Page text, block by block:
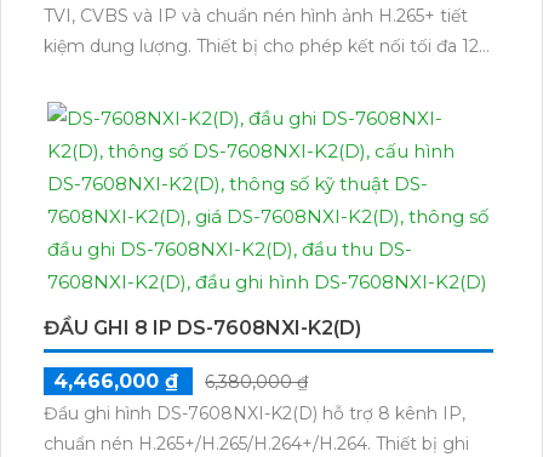
TVI, CVBS và IP và chuẩn nén hình ảnh H.265+ tiết
kiệm dung lượng. Thiết bị cho phép kết nối tối đa 12
như nhận dạng khuôn mặt, phát hiện người và
ĐẦU GHI 8 IP DS-7608NXI-K2(D)
4,466,000 ₫
6,380,000 ₫
Đầu ghi hình DS-7608NXI-K2(D) hỗ trợ 8 kênh IP,
chuẩn nén H.265+/H.265/H.264+/H.264. Thiết bị ghi